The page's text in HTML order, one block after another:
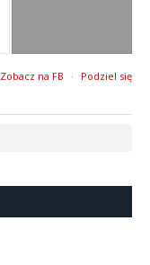
Zobacz na FB · Podziel się